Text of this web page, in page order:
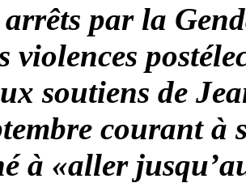
par la
violences
soutiens de
courant à
à «aller